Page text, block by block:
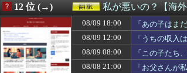
08/09 06:40
【海外の反応】Wソックス
08/09 06:35
【GAME】「オブリビオン
08/09 06:34
韓国人「アナログの国日本
08/09 06:30
【海外の反応】ダイハツミ
08/09 06:30
韓国メディア「韓国人は
08/09 04:26
海外の反応【天幕のジャー
08/09 04:20
ドイツのバス運転手、ドロ
12 位 (→) 私が悪いの？【海外
08/09 18:00
「あの子はま
08/09 12:00
「うちの収入
08/09 08:00
「この子たち
08/08 21:00
「お父さんが